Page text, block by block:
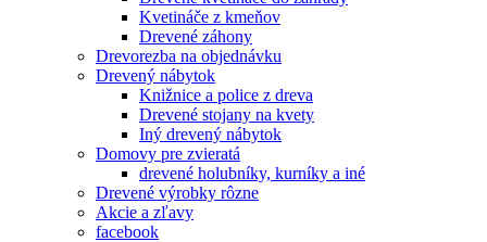
Kvetináče z kmeňov
Drevené záhony
Drevorezba na objednávku
Drevený nábytok
Knižnice a police z dreva
Drevené stojany na kvety
Iný drevený nábytok
Domovy pre zvieratá
drevené holubníky, kurníky a iné
Drevené výrobky rôzne
Akcie a zľavy
facebook